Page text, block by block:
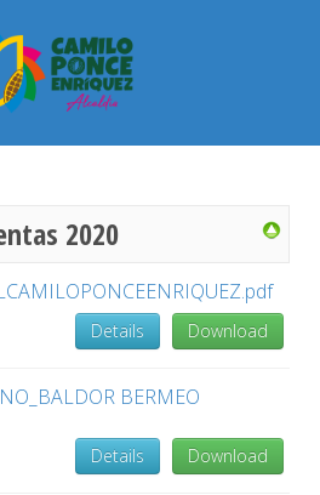
2020
Download
Details
BERMEO
Download
Details